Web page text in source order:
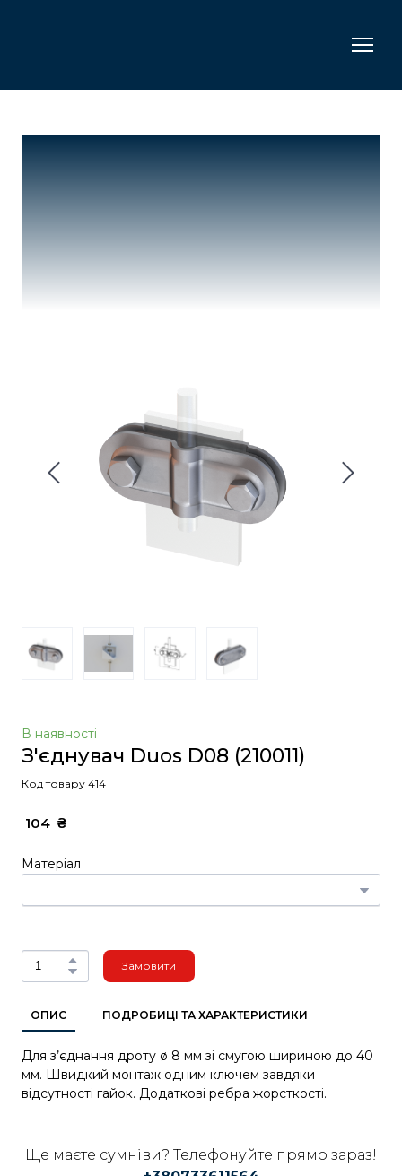
В наявності
З'єднувач Duos D08 (210011)
Код товару 414
104  ₴
Матеріал
Замовити
ОПИС ПОДРОБИЦІ ТА ХАРАКТЕРИСТИКИ
Для з’єднання дроту ø 8 мм зі смугою шириною до 40
мм. Швидкий монтаж одним ключем завдяки
відсутності гайок. Додаткові ребра жорсткості.
Ще маєте сумніви? Телефонуйте прямо зараз!